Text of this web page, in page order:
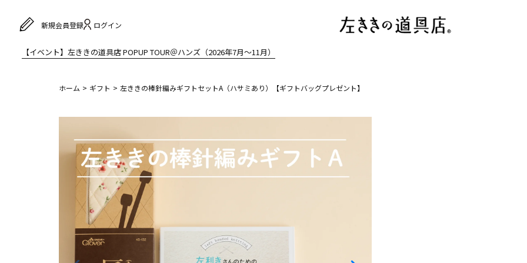
新規会員登録 ログイン
【イベント】左ききの道具店 POPUP TOUR＠ハンズ（2026年7月〜11月）
ホーム ギフト 左ききの棒針編みギフトセットA（ハサミあり）【ギフトバッグプレゼント】